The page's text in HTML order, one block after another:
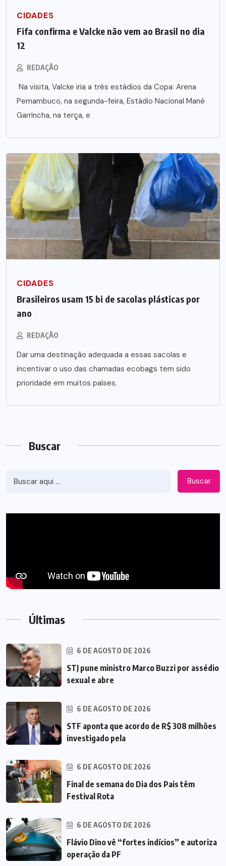
CIDADES
Fifa confirma e Valcke não vem ao Brasil no dia
12
REDAÇÃO
Na visita, Valcke iria a três estádios da Copa: Arena
Pernambuco, na segunda-feira, Estádio Nacional Mané
Garrincha, na terça, e
CIDADES
Brasileiros usam 15 bi de sacolas plásticas por
ano
REDAÇÃO
Dar uma destinação adequada a essas sacolas e
incentivar o uso das chamadas ecobags tem sido
prioridade em muitos países.
Buscar
Buscar
Últimas
6 DE AGOSTO DE 2026
STJ pune ministro Marco Buzzi por assédio
sexual e abre
6 DE AGOSTO DE 2026
STF aponta que acordo de R$ 308 milhões
investigado pela
6 DE AGOSTO DE 2026
Final de semana do Dia dos Pais têm
Festival Rota
6 DE AGOSTO DE 2026
Flávio Dino vê “fortes indícios” e autoriza
operação da PF